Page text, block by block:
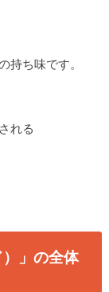
ち味です。
れる
」の全体